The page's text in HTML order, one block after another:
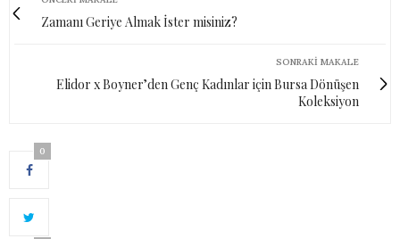
Zamanı Geriye Almak İster misiniz?
SONRAKI MAKALE
Elidor x Boyner’den Genç Kadınlar için Bursa Dönüşen
Koleksiyon
0